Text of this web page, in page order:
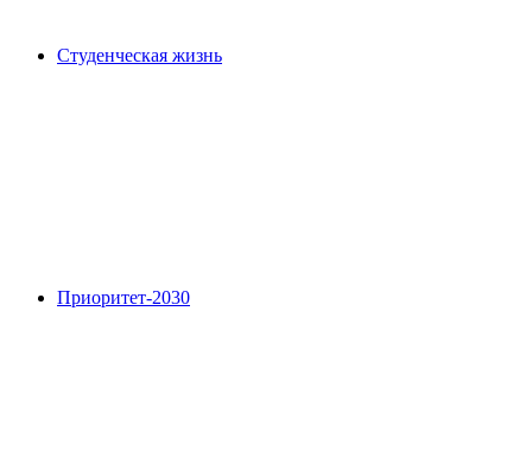
Студенческая жизнь
Приоритет-2030